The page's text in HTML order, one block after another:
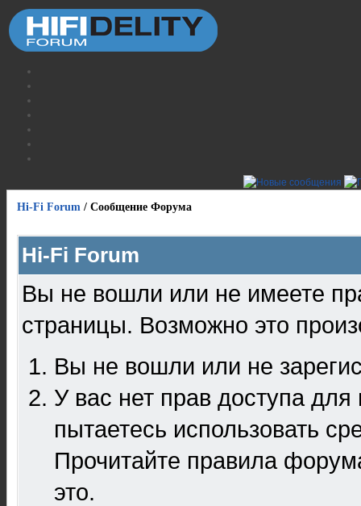
Hi-Fi Forum / Сообщение Форума
Hi-Fi Forum
Вы не вошли или не имеете
страницы. Возможно это
Вы не вошли или не
У вас нет прав доступа
пытаетесь использовать
Прочитайте правила
это.